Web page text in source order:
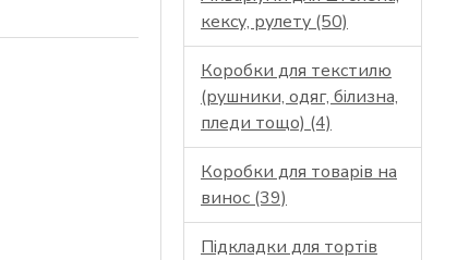
кексу, рулету (50)
Коробки для текстилю
(рушники, одяг, білизна,
пледи тощо) (4)
Коробки для товарів на
винос (39)
Підкладки для тортів